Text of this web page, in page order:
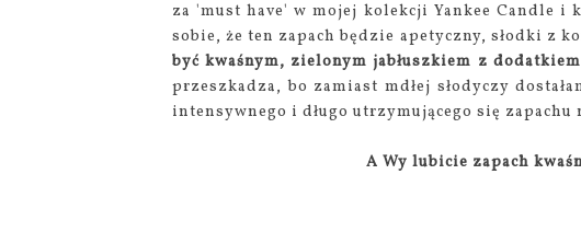
za 'must have' w mojej kolekcji Yankee Candle i
sobie, że ten zapach będzie apetyczny, słodki z
być kwaśnym, zielonym jabłuszkiem z
przeszkadza, bo zamiast mdłej słodyczy
intensywnego i długo utrzymującego się zapachu
A Wy lubicie zapach